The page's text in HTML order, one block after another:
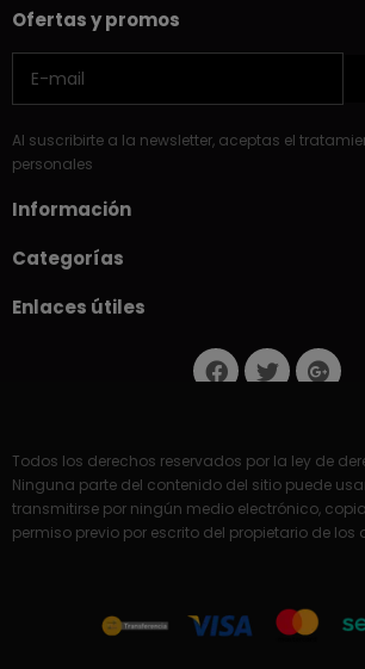
Ofertas y promos
Al suscribirte a la newsletter, aceptas el
personales
Información
Categorías
Enlaces útiles
Todos los derechos reservados por la ley de
Ninguna parte del contenido del sitio puede
transmitirse por ningún medio electrónico,
permiso previo por escrito del propietario de los